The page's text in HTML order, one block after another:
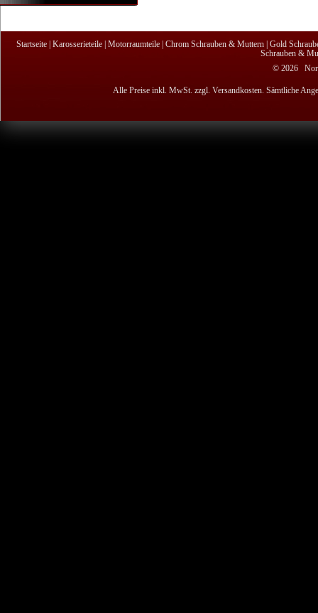
Startseite| Karosserieteile| Motorraumteile| Chrom Schrauben & Muttern| Gold
Schrauben &
© 2026
Alle Preise inkl. MwSt. zzgl. Versandkosten. Sämtliche